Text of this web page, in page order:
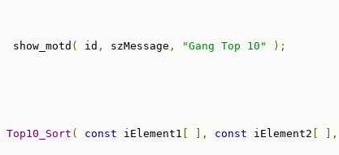
	show_motd
( id , szMessage , "Gang Top 10" );
Top10_Sort ( const iElement1 [ ], const iElement2 [ ],